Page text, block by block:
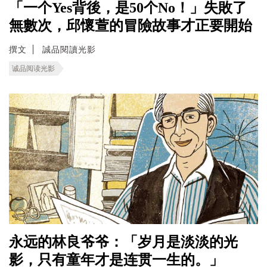
「一个Yes背後，是50个No！」失敗了
無數次，邱懷萱的冒險故事才正要開始
撰文 誠品閱讀光影
诚品阅读光影
永远的林良爷爷：「岁月是淡淡的光
影，只有童年才是连贯一生的。」